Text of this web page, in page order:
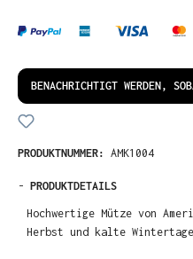
BENACHRICHTIGT WERDEN,
PRODUKTNUMMER: AMK1004
- PRODUKTDETAILS
Hochwertige Mütze von
Herbst und kalte